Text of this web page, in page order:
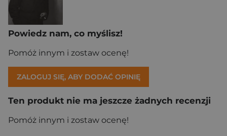
Powiedz nam, co myślisz!
Pomóż innym i zostaw ocenę!
ZALOGUJ SIĘ, ABY DODAĆ OPINIĘ
Ten produkt nie ma jeszcze żadnych recenzji
Pomóż innym i zostaw ocenę!